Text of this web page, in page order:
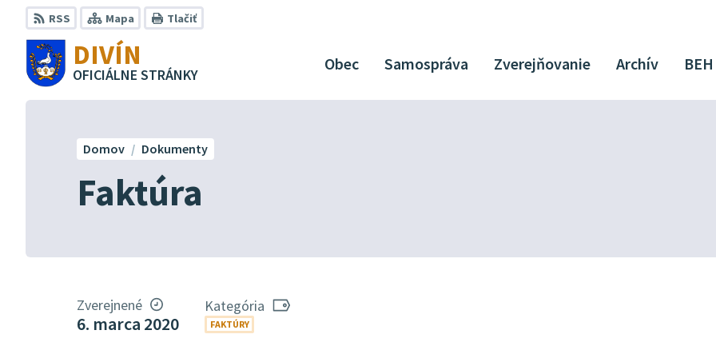
Preskočiť
na
obsah
RSS Mapa Tlačiť
DIVÍN
OFICIÁLNE STRÁNKY
Obec Samospráva Zverejňovanie Archív BEH
Faktúra
Domov Dokumenty
Zverejnené
6. marca 2020
Kategória
FAKTÚRY